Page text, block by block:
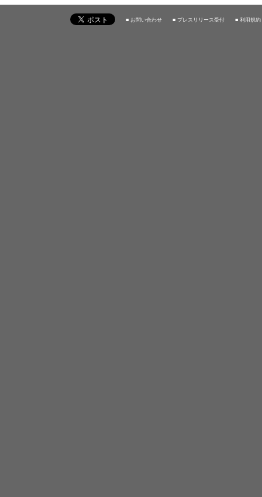
■ お問い合わせ ■ プレスリリース受付 ■ 利用規約